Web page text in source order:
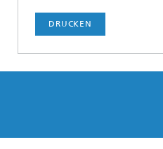
DRUCKEN